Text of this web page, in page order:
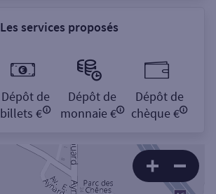
Les services proposés
Dépôt de
billets €
Dépôt de
monnaie €
Dépôt de
chèque €